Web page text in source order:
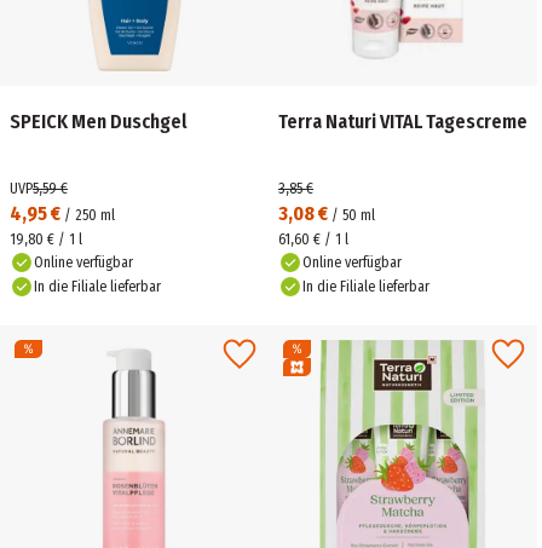
SPEICK Men Duschgel
4,95 € / 250 ml
UVP5,59 €
19,80 € / 1 l
Online verfügbar
In die Filiale lieferbar
Terra Naturi VITAL Tagescreme
3,08 € / 50 ml
3,85 €
61,60 € / 1 l
Online verfügbar
In die Filiale lieferbar